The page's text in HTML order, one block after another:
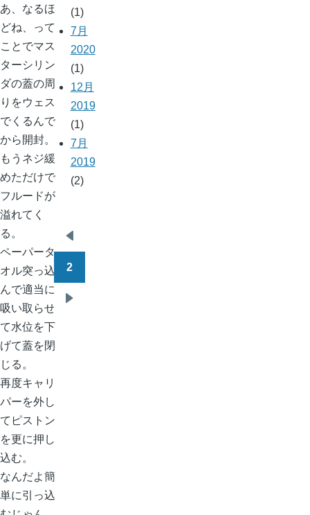
あ、なるほ
どね、って
ことでマス
ターシリン
ダの蓋の周
りをウェス
でくるんで
から開封。
もうネジ緩
めただけで
フルードが
溢れてく
る。
ペーパータ
オル突っ込
んで適当に
吸い取らせ
て水位を下
げて蓋を閉
じる。
再度キャリ
パーを外し
てピストン
を更に押し
込む。
なんだよ簡
単に引っ込
(1)
7月
2020
(1)
12月
2019
(1)
7月
2019
(2)
ジ
送
ペ
ー
ジ
2